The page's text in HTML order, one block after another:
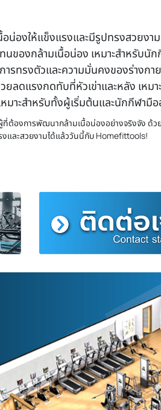
อน่องให้แข็งแรงและมีรูปทรงสวยงาม
ของกล้ามเนื้อน่อง เหมาะสำหรับนั
รทรงตัวและความมั่นคงของร่างกา
ยลดแรงกดทับที่หัวเข่าและหลัง เหม
มาะสำหรับทั้งผู้เริ่มต้นและนักกีฬามื
ต้องการพัฒนากล้ามเนื้อน่องอย่างจริงจัง
และสวยงามได้แล้ววันนี้กับ Homefittools!